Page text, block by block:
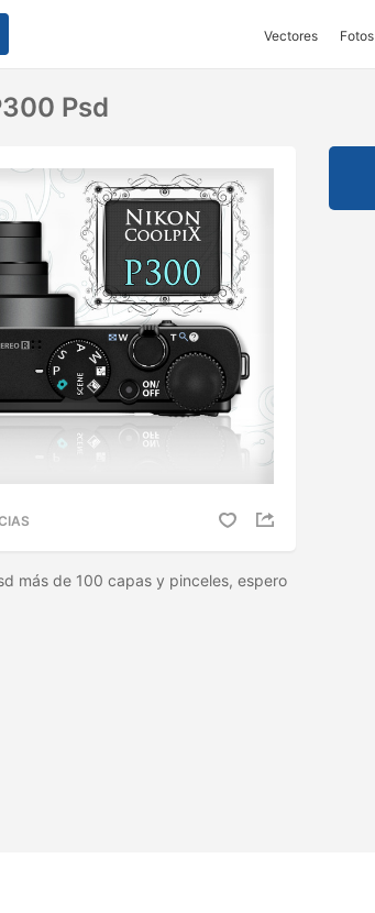
Vectores Fotos
Psd
más de 100 capas y pinceles, espero